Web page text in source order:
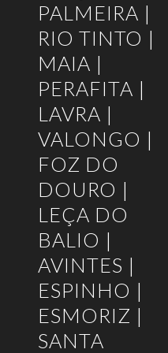
PALMEIRA |
RIO TINTO |
MAIA |
PERAFITA |
LAVRA |
VALONGO |
FOZ DO
DOURO |
LEÇA DO
BALIO |
AVINTES |
ESPINHO |
ESMORIZ |
SANTA